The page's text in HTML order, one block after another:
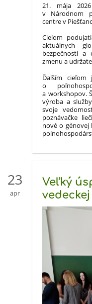
21. mája
v Národnom
centre v
Cieľom
aktuálnych
bezpečnosti a
zmenu a
Ďalším
o
a workshopov.
výroba a
svoje
poznávačke
nové o génovej
Veľký
23
apr